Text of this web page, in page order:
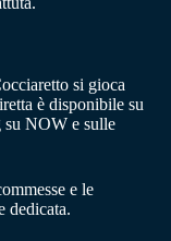
si gioca
è disponibile su
su NOW e sulle
e le
dedicata.